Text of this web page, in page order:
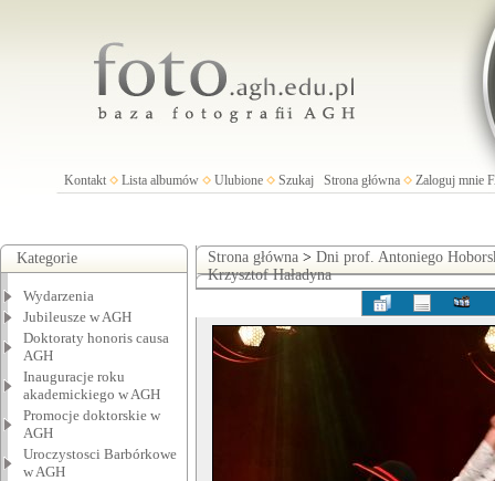
Kontakt Lista albumów Ulubione Szukaj Strona główna Zaloguj mnie
Kategorie
Wydarzenia
Jubileusze w AGH
Doktoraty honoris causa
AGH
Inauguracje roku
akademickiego w AGH
Promocje doktorskie w
AGH
Uroczystosci Barbórkowe
w AGH
Strona główna > Dni prof. Antoniego
Krzysztof Haładyna